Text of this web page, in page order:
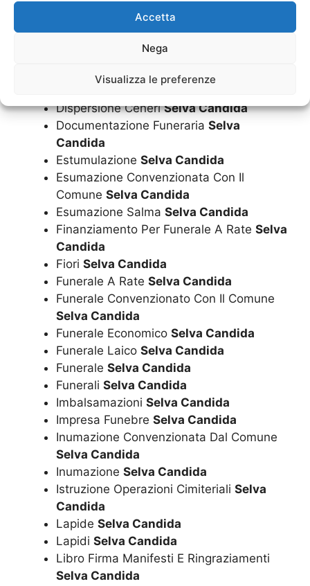
Accetta
Nega
Visualizza le preferenze
Selva Candida
Disbrigo Pratiche Funerarie Selva
Dispersione CeneriSelva Candida
Documentazione Funeraria Selva
Candida
Estumulazione Selva Candida
Esumazione Convenzionata Con Il
Comune Selva Candida
Esumazione Salma Selva Candida
Finanziamento Per Funerale A Rate Selva
Candida
Fiori Selva Candida
Funerale A Rate Selva Candida
Funerale Convenzionato Con Il Comune
Selva Candida
Funerale Economico Selva Candida
Funerale Laico Selva Candida
Funerale Selva Candida
Funerali Selva Candida
Imbalsamazioni Selva Candida
Impresa Funebre Selva Candida
Inumazione Convenzionata Dal Comune
Selva Candida
Inumazione Selva Candida
Istruzione Operazioni Cimiteriali Selva
Candida
Lapide Selva Candida
Lapidi Selva Candida
Libro Firma Manifesti E Ringraziamenti
Selva Candida